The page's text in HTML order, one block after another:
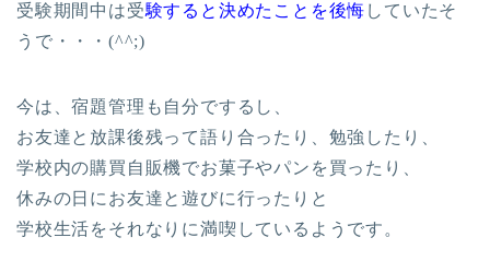
受験期間中は受験すると決めたことを後悔 していたそ
うで・・・(^^;)
今は、宿題管理も自分でするし、
お友達と放課後残って語り合ったり、勉強したり、
学校内の購買自販機でお菓子やパンを買ったり、
休みの日にお友達と遊びに行ったりと
学校生活をそれなりに満喫しているようです。